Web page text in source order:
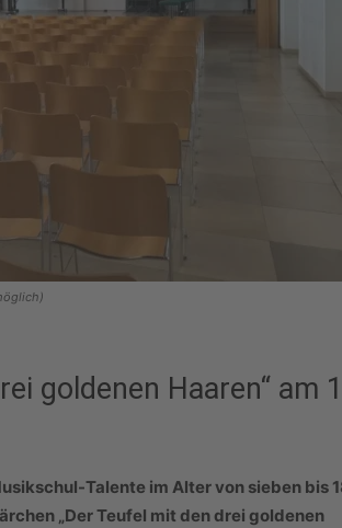
goldenen Haaren“ am
Talente im Alter von sieben bis
„Der Teufel mit den drei goldenen